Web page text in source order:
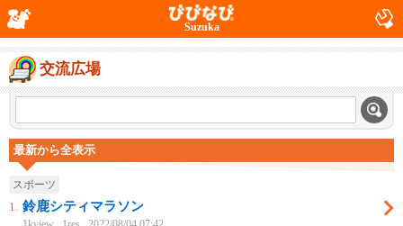
Suzuka
交流広場
最新から全表示
スポーツ
1. 鈴鹿シティマラソン